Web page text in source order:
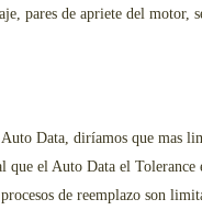
pares de apriete del motor,
Data, diríamos que mas
el Auto Data el
de reemplazo son